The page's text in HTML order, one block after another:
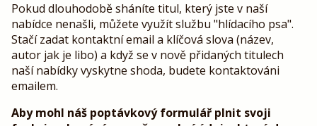
Pokud dlouhodobě sháníte titul, který jste v naší
nabídce nenašli, můžete využít službu "hlídacího psa".
Stačí zadat kontaktní email a klíčová slova (název,
autor jak je libo) a když se v nově přidaných titulech
naší nabídky vyskytne shoda, budete kontaktováni
emailem.
Aby mohl náš poptávkový formulář plnit svoji